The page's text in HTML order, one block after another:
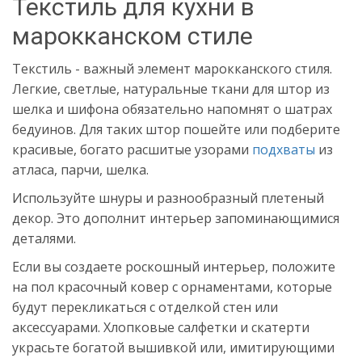
Текстиль для кухни в
марокканском стиле
Текстиль - важный элемент марокканского стиля.
Легкие, светлые, натуральные ткани для штор из
шелка и шифона обязательно напомнят о шатрах
бедуинов. Для таких штор пошейте или подберите
красивые, богато расшитые узорами подхваты из
атласа, парчи, шелка.
Используйте шнуры и разнообразный плетеный
декор. Это дополнит интерьер запоминающимися
деталями.
Если вы создаете роскошный интерьер, положите
на пол красочный ковер с орнаментами, которые
будут перекликаться с отделкой стен или
аксессуарами. Хлопковые салфетки и скатерти
украсьте богатой вышивкой или, имитирующими